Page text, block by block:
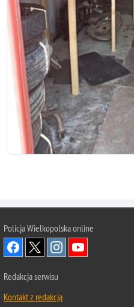
Policja Wielkopolska online
Redakcja serwisu
Kontakt z redakcją